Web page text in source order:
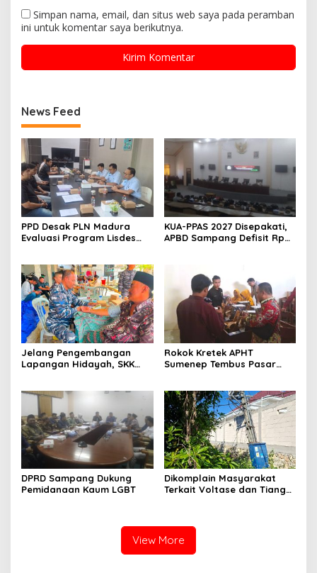
Simpan nama, email, dan situs web saya pada peramban
ini untuk komentar saya berikutnya.
News Feed
PPD Desak PLN Madura
Evaluasi Program Lisdes
KUA-PPAS 2027 Disepakati,
APBD Sampang Defisit Rp
Jelang Pengembangan
Lapangan Hidayah, SKK
Nelayan Sampang
Rokok Kretek APHT
Sumenep Tembus Pasar
DPRD Sampang Dukung
Pemidanaan Kaum LGBT
Dikomplain Masyarakat
Terkait Voltase dan Tiang
View More